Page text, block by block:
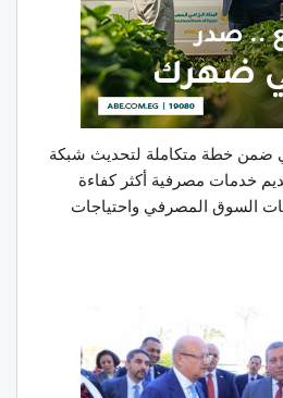
ضمن خطة متكاملة لتحديث شبكة
خدمات مصرفية أكثر كفاءة
السوق المصرفي واحتياجات